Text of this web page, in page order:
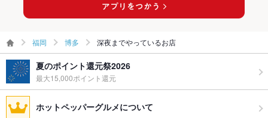
福岡 博多 深夜までやっているお店
夏のポイント還元祭2026
最大15,000ポイント還元
ホットペッパーグルメについて